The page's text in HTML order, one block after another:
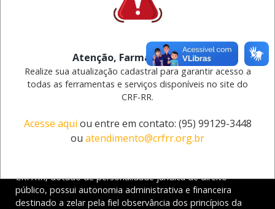
R. Prof. Agnelo Bitencourt, 1506 - São
Email
atendimento@crfrr.org.br
Sobre CRF-RR
CRF/RR, dotado de personalidade jurídica de direito
público, possui autonomia administrativa e financeira
destinado a zelar pela fiel observância dos princípios da
Atenção, Farmacêutico(a)!
Realize sua atualização cadastral para garantir acesso a
todas as ferramentas e serviços disponíveis no site do
CRF-RR.
Acesse aqui ou entre em contato: (95) 99129-3448
ou atendimento@crfrr.org.br